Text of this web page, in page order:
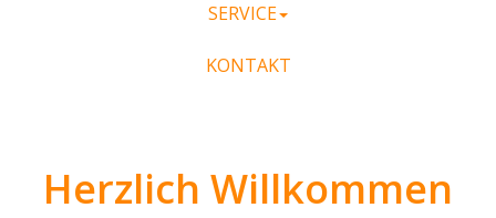
SERVICE
KONTAKT
Herzlich Willkommen